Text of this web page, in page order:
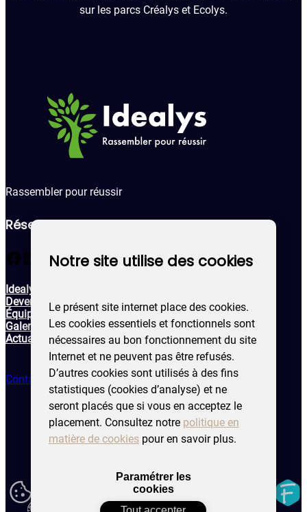
sur les parcs Créalys et Ecolys.
Rassembler pour réussir
Réseaux sociaux
Facebook LinkedIn
Idealys
Devenir membre
Équipe
Galerie
Actualités & évènements
Contactez-nous !
Modifier
mes
préférences
Notre site utilise des cookies
Le présent site internet place des cookies.
Les cookies essentiels et fonctionnels sont
nécessaires au bon fonctionnement du site
Internet et ne peuvent pas être refusés.
D’autres cookies sont utilisés à des fins
statistiques (cookies d’analyse) et ne
seront placés que si vous en acceptez le
placement. Consultez notre politique en
matière de cookiespour en savoir plus.
Paramétrer les
cookies